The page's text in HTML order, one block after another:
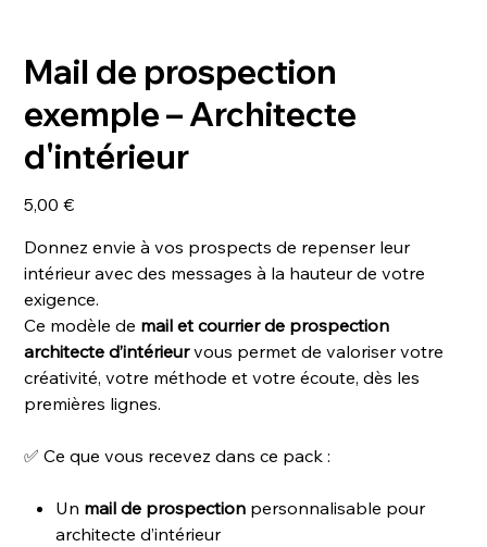
Mail de prospection
exemple – Architecte
d'intérieur
Prix
5,00 €
Donnez envie à vos prospects de repenser leur
intérieur avec des messages à la hauteur de votre
exigence.
Ce modèle de mail et courrier de prospection
architecte d’intérieurvous permet de valoriser votre
créativité, votre méthode et votre écoute, dès les
premières lignes.
✅ Ce que vous recevez dans ce pack :
Un mail de prospection personnalisable pour
architecte d’intérieur